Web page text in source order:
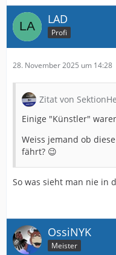
LAD
Profi
28. November 2025 um 14:28
Zitat von
Einige "Künstler"
Weiss jemand ob
fährt? 😉
So was sieht man nie in
OssiNYK
Meister